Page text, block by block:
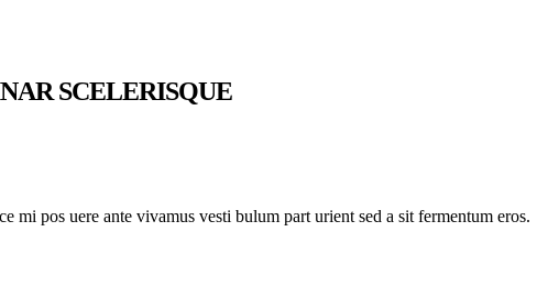
SCELERISQUE
mi pos uere ante vivamus vesti bulum part urient sed a sit fermentum eros.